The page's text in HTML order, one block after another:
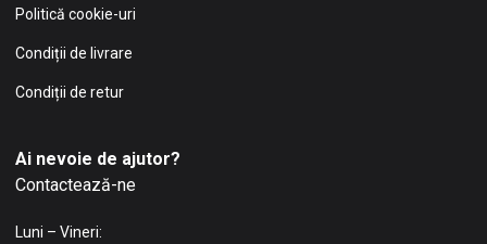
Politică cookie-uri
Condiții de livrare
Condiții de retur
Ai nevoie de ajutor?
Contactează-ne
Luni – Vineri: